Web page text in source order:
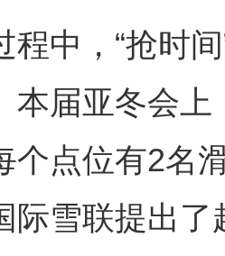
，“抢时间
本届亚冬会
个点位有2名
际雪联提出了